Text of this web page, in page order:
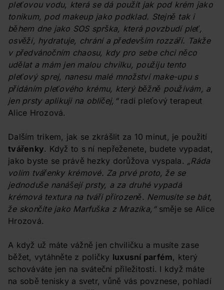
pleťovou vodu, která se dá použít jak pod krém jako
tonikum, pod makeup jako podklad. Stejně tak i
během dne jako SOS sprška, která povzbudí pleť,
osvěží, hydratuje, chrání a především rozzáří. Takže
v předvánočním chaosu, kdy pro sebe chci něco
udělat a mám jen malou chvilku, použiju tento
pleťový sprej, nanesu malé množství make-upu s
přidáním pleťového krému, který běžně používám, a
jen prsty aplikuji na obličej,“radí pleťový terapeut
Alice Hrozová.
Dalším trikem, jak se zkrášlit za 10 minut, je použití
tvářenky. Když to s ní nepřeženete, budete vypadat,
jako byste se právě hezky dorůžova vyspala. „Ráda
volím tvářenky krémové. Za prvé proto, že se
jednoduše nanášejí prsty, a za druhé vypadá
krémová textura na tváři přirozeně. Nemusíte se bát,
že skončíte jako Marfuška z Mrazíka,“směje se Alice
Hrozová.
A když už máte vážně jen chviličku a musíte zase
běžet, vytáhněte z poličky luxusní parfém, který
schováváte jen na sváteční příležitosti. I když máte
na sobě tenisky a svetr, vůně vás povznese, pohladí